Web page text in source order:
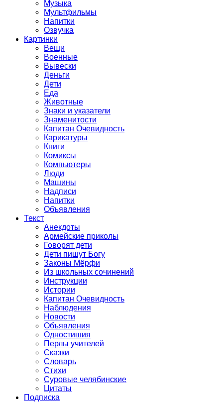
Музыка
Мультфильмы
Напитки
Озвучка
Картинки
Вещи
Военные
Вывески
Деньги
Дети
Еда
Животные
Знаки и указатели
Знаменитости
Капитан Очевидность
Карикатуры
Книги
Комиксы
Компьютеры
Люди
Машины
Надписи
Напитки
Объявления
Текст
Анекдоты
Армейские приколы
Говорят дети
Дети пишут Богу
Законы Мёрфи
Из школьных сочинений
Инструкции
Истории
Капитан Очевидность
Наблюдения
Новости
Объявления
Одностишия
Перлы учителей
Сказки
Словарь
Стихи
Суровые челябинские
Цитаты
Подписка